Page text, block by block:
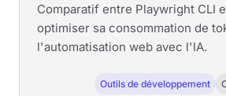
Comparatif entre Playwright CLI
optimiser sa consommation de
l'automatisation web avec l'IA.
Outils de développement